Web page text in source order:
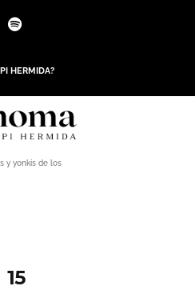
HERMIDA?
y yonkis de los
15